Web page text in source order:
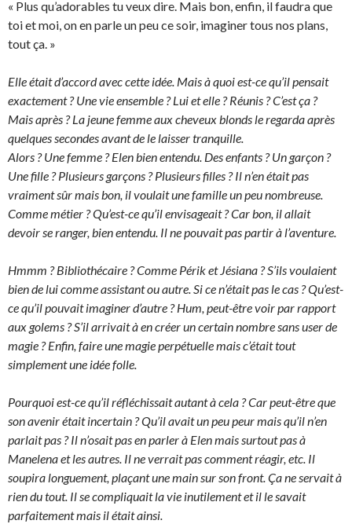
« Plus qu’adorables tu veux dire. Mais bon, enfin, il faudra que
toi et moi, on en parle un peu ce soir, imaginer tous nos plans,
tout ça. »
Elle était d’accord avec cette idée. Mais à quoi est-ce qu’il pensait
exactement ? Une vie ensemble ? Lui et elle ? Réunis ? C’est ça ?
Mais après ? La jeune femme aux cheveux blonds le regarda après
quelques secondes avant de le laisser tranquille.
Alors ? Une femme ? Elen bien entendu. Des enfants ? Un garçon ?
Une fille ? Plusieurs garçons ? Plusieurs filles ? Il n’en était pas
vraiment sûr mais bon, il voulait une famille un peu nombreuse.
Comme métier ? Qu’est-ce qu’il envisageait ? Car bon, il allait
devoir se ranger, bien entendu. Il ne pouvait pas partir à l’aventure.
Hmmm ? Bibliothécaire ? Comme Périk et Jésiana ? S’ils voulaient
bien de lui comme assistant ou autre. Si ce n’était pas le cas ? Qu’est-
ce qu’il pouvait imaginer d’autre ? Hum, peut-être voir par rapport
aux golems ? S’il arrivait à en créer un certain nombre sans user de
magie ? Enfin, faire une magie perpétuelle mais c’était tout
simplement une idée folle.
Pourquoi est-ce qu’il réfléchissait autant à cela ? Car peut-être que
son avenir était incertain ? Qu’il avait un peu peur mais qu’il n’en
parlait pas ? Il n’osait pas en parler à Elen mais surtout pas à
Manelena et les autres. Il ne verrait pas comment réagir, etc. Il
soupira longuement, plaçant une main sur son front. Ça ne servait à
rien du tout. Il se compliquait la vie inutilement et il le savait
parfaitement mais il était ainsi.